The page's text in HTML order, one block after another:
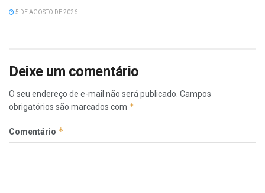
5 DE AGOSTO DE 2026
Deixe um comentário
O seu endereço de e-mail não será publicado. Campos
obrigatórios são marcados com *
Comentário *